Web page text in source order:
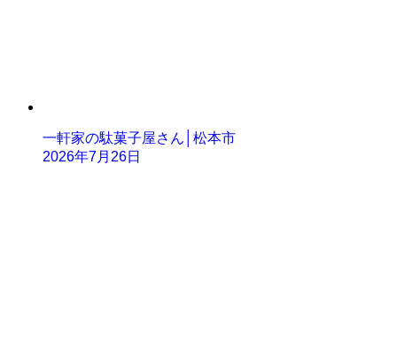
一軒家の駄菓子屋さん│松本市
2026年7月26日